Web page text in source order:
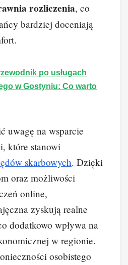
rozliczenia, co
bardziej doceniają
po usługach
w Gostyniu: Co warto
uwagę na wsparcie
które stanowi
skarbowych. Dzięki
oraz możliwości
online,
zyskują realne
dodatkowo wpływa na
w regionie.
osobistego